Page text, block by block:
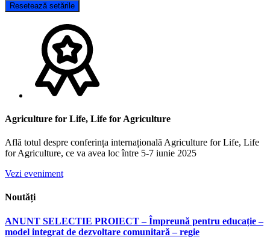
Resetează setările
Agriculture for Life, Life for Agriculture
Află totul despre conferința internațională Agriculture for Life, Life
for Agriculture, ce va avea loc între 5-7 iunie 2025
Vezi eveniment
Noutăți
ANUNT SELECTIE PROIECT – Împreună pentru educație –
model integrat de dezvoltare comunitară – regie